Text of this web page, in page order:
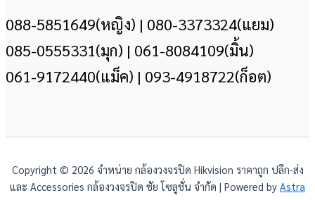
088-5851649(หญิง) | 080-3373324(แยม)
085-0555331(มุก) | 061-8084109(มิ้น)
061-9172440(แม็ค) | 093-4918722(ก็อต)
Copyright © 2026 จำหน่าย กล้องวงจรปิด Hikvision ราคาถูก ปลีก-ส่ง
และ Accessories กล้องวงจรปิด ชัย โซลูชั่น จำกัด | Powered by Astra